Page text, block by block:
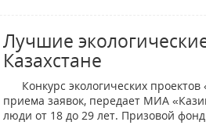
Лучшие
Казахстане
Конкурс экологических проектов
приема заявок, передает МИА
люди от 18 до 29 лет. Призовой